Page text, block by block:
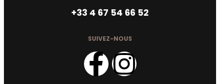
+33 4 67 54 66 52
SUIVEZ-NOUS